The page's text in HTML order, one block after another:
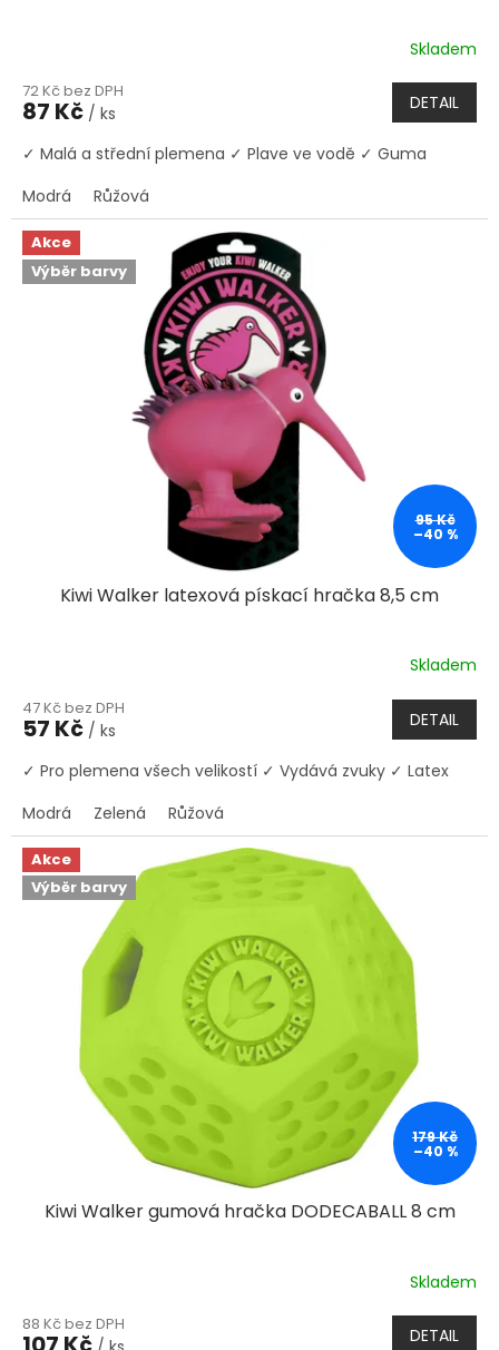
Skladem
72 Kč bez DPH
87 Kč / ks DETAIL
✓ Malá a střední plemena ✓ Plave ve vodě ✓ Guma
Modrá
Růžová
Akce
Výběr barvy
95 Kč
–40 %
Kiwi Walker latexová pískací hračka 8,5 cm
Skladem
47 Kč bez DPH
57 Kč / ks DETAIL
✓ Pro plemena všech velikostí ✓ Vydává zvuky ✓ Latex
Modrá
Zelená Růžová
Akce
Výběr barvy
179 Kč
–40 %
Kiwi Walker gumová hračka DODECABALL 8 cm
Skladem
88 Kč bez DPH
DETAIL